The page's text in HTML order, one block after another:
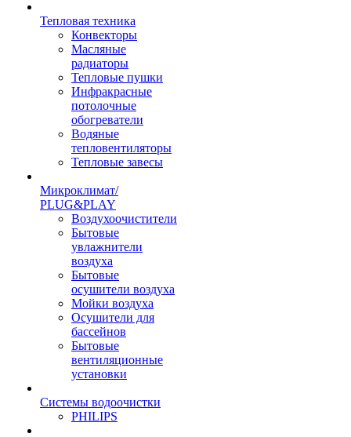
Тепловая техника
Конвекторы
Масляные
радиаторы
Тепловые пушки
Инфракрасные
потолочные
обогреватели
Водяные
тепловентиляторы
Тепловые завесы
Микроклимат/
PLUG&PLAY
Воздухоочистители
Бытовые
увлажнители
воздуха
Бытовые
осушители воздуха
Мойки воздуха
Осушители для
бассейнов
Бытовые
вентиляционные
установки
Системы водоочистки
PHILIPS